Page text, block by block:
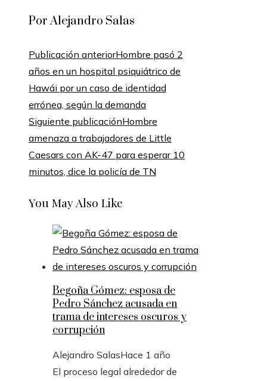
Por Alejandro Salas
Publicación anteriorHombre pasó 2
años en un hospital psiquiátrico de
Hawái por un caso de identidad
errónea, según la demanda
Siguiente publicaciónHombre
amenaza a trabajadores de Little
Caesars con AK-47 para esperar 10
minutos, dice la policía de TN
You May Also Like
Begoña Gómez: esposa de
Pedro Sánchez acusada en
trama de intereses oscuros y
corrupción
Alejandro SalasHace 1 año
El proceso legal alrededor de